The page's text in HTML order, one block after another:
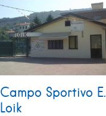
Campo Sportivo E.
Loik